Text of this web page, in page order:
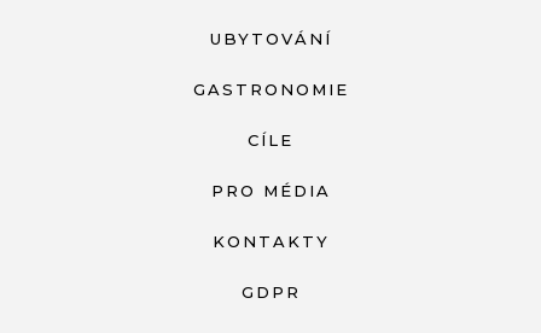
UBYTOVÁNÍ
GASTRONOMIE
CÍLE
PRO MÉDIA
KONTAKTY
GDPR